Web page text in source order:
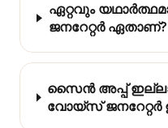
ഏറ്റവും
ജനറേറ്റർ ഏതാണ്?
സൈൻ അപ്പ്
വോയ്‌സ് ജനറേറ്റർ